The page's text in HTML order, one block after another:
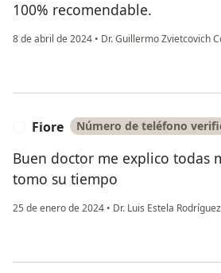
100% recomendable.
8 de abril de 2024 • Dr. Guillermo Zvietcovich
Fiore Número de teléfono
Buen doctor me explico todas
tomo su tiempo
25 de enero de 2024 • Dr. Luis Estela Rodríguez